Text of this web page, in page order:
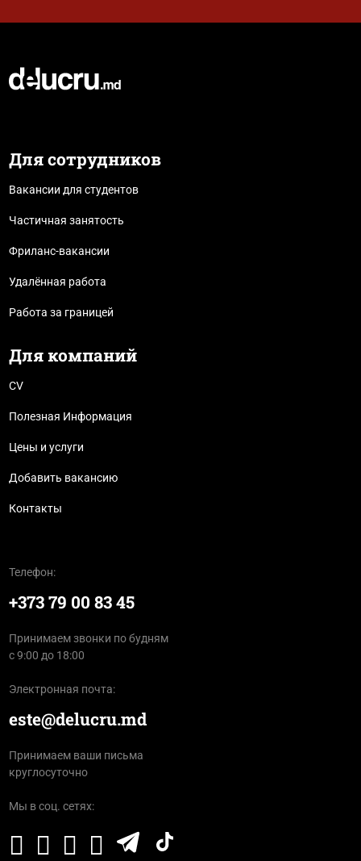
Для сотрудников
Вакансии для студентов
Частичная занятость
Фриланс-вакансии
Удалённая работа
Работа за границей
Для компаний
CV
Полезная Информация
Цены и услуги
Добавить вакансию
Контакты
Телефон:
+373 79 00 83 45
Принимаем звонки по будням
с 9:00 до 18:00
Электронная почта:
este@delucru.md
Принимаем ваши письма
круглосуточно
Мы в соц. сетях: